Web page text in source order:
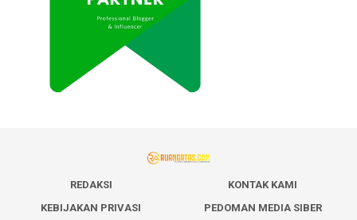
REDAKSI
KONTAK KAMI
KEBIJAKAN PRIVASI
PEDOMAN MEDIA SIBER